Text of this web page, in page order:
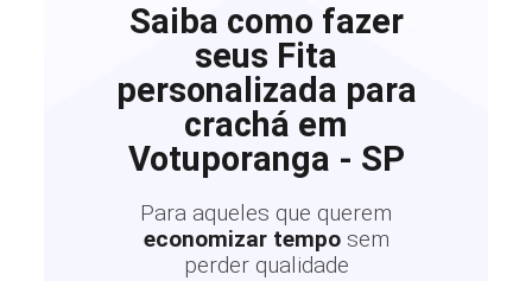
Saiba como fazer
seus Fita
personalizada para
crachá em
Votuporanga - SP
Para aqueles que querem
economizar tempo sem
perder qualidade